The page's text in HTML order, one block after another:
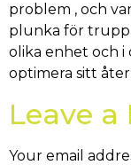
problem , och
plunka för trupp
olika enhet och i
optimera sitt
Leave a
Your email